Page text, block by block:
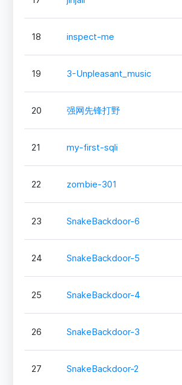
18 inspect-me
19 3-Unpleasant_music
20 强网先锋打野
21 my-first-sqli
22 zombie-301
23 SnakeBackdoor-6
24 SnakeBackdoor-5
25 SnakeBackdoor-4
26 SnakeBackdoor-3
27 SnakeBackdoor-2